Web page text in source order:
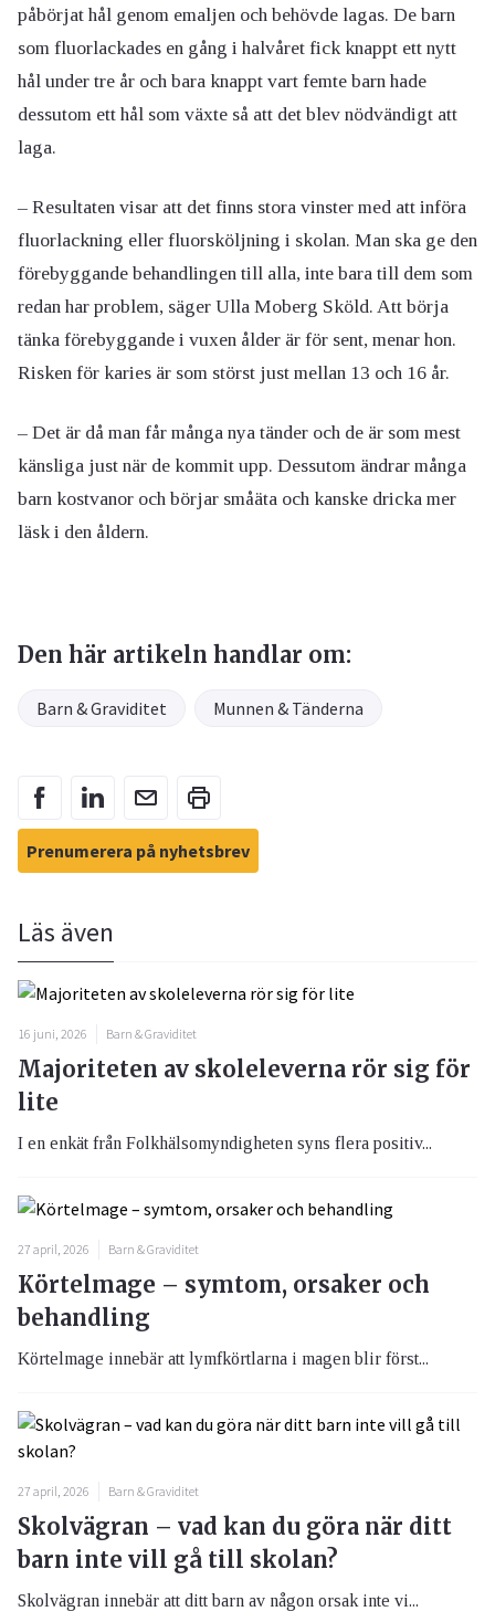
påbörjat hål genom emaljen och behövde lagas. De barn
som fluorlackades en gång i halvåret fick knappt ett nytt
hål under tre år och bara knappt vart femte barn hade
dessutom ett hål som växte så att det blev nödvändigt att
laga.
– Resultaten visar att det finns stora vinster med att införa
fluorlackning eller fluorsköljning i skolan. Man ska ge den
förebyggande behandlingen till alla, inte bara till dem som
redan har problem, säger Ulla Moberg Sköld. Att börja
tänka förebyggande i vuxen ålder är för sent, menar hon.
Risken för karies är som störst just mellan 13 och 16 år.
– Det är då man får många nya tänder och de är som mest
känsliga just när de kommit upp. Dessutom ändrar många
barn kostvanor och börjar småäta och kanske dricka mer
läsk i den åldern.
Den här artikeln handlar om:
Barn & Graviditet Munnen & Tänderna
Prenumerera på nyhetsbrev
Läs även
16 juni, 2026 Barn & Graviditet
Majoriteten av skoleleverna rör sig för
lite
I en enkät från Folkhälsomyndigheten syns flera positiv...
27 april, 2026 Barn & Graviditet
Körtelmage – symtom, orsaker och
behandling
Körtelmage innebär att lymfkörtlarna i magen blir först...
27 april, 2026 Barn & Graviditet
Skolvägran – vad kan du göra när ditt
barn inte vill gå till skolan?
Skolvägran innebär att ditt barn av någon orsak inte vi...